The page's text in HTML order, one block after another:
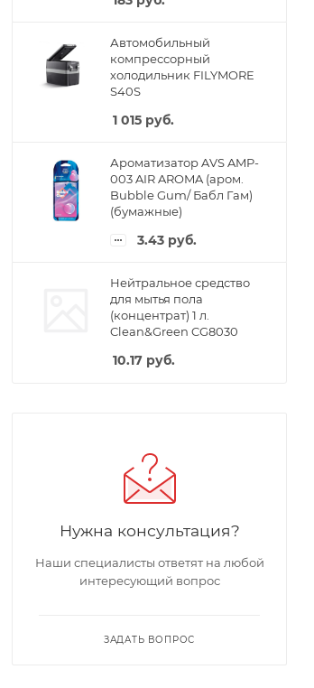
Автомобильный
компрессорный
холодильник FILYMORE
S40S
1 015 руб.
Ароматизатор AVS AMP-
003 AIR AROMA (аром.
Bubble Gum/ Бабл Гам)
(бумажные)
3.43 руб.
Нейтральное средство
для мытья пола
(концентрат) 1 л.
Clean&Green CG8030
10.17 руб.
Нужна консультация?
Наши специалисты ответят на любой
интересующий вопрос
ЗАДАТЬ ВОПРОС